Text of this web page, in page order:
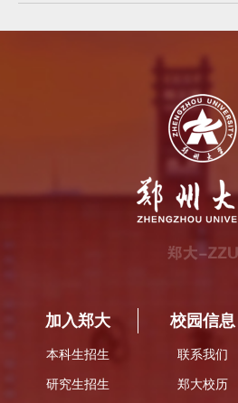
加入郑大
本科生招生
研究生招生
校园信息
联系我们
郑大校历